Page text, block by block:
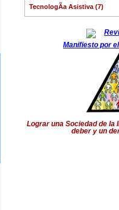
TecnologÃ­a Asistiva (7)
Manifiesto por
Lograr una Sociedad de la
deber y un